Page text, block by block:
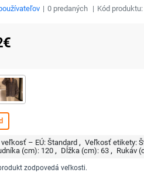
0predaných Kód produktu:
€
veľkosť – EÚ: Štandard Veľkosť etikety:
(cm): 120 Dĺžka (cm): 63 Rukáv
zodpovedá veľkosti.